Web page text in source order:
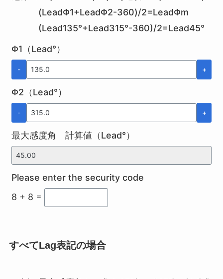
(LeadΦ1+LeadΦ2-360)/2=LeadΦm
(Lead135°+Lead315°-360)/2=Lead45°
Φ1（Lead°）
- +
Φ2（Lead°）
- +
最大感度角 計算値（Lead°）
Please enter the security code
8 + 8 =
すべてLag表記の場合